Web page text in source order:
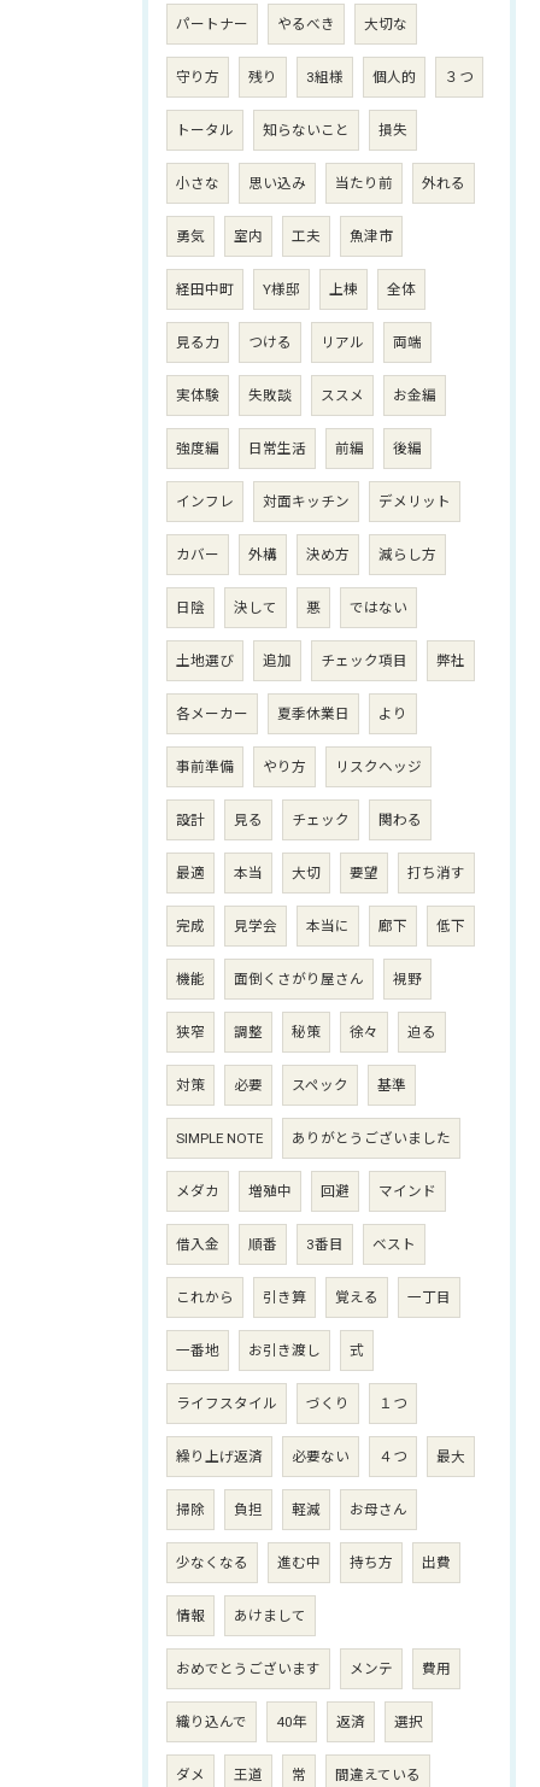
パートナー やるべき 大切な
守り方 残り 3組様 個人的 ３つ
トータル 知らないこと 損失
小さな 思い込み 当たり前 外れる
勇気 室内 工夫 魚津市
経田中町 Y様邸 上棟 全体
見る力 つける リアル 両端
実体験 失敗談 ススメ お金編
強度編 日常生活 前編 後編
インフレ 対面キッチン デメリット
カバー 外構 決め方 減らし方
日陰 決して 悪 ではない
土地選び 追加 チェック項目 弊社
各メーカー 夏季休業日 より
事前準備 やり方 リスクヘッジ
設計 見る チェック 関わる
最適 本当 大切 要望 打ち消す
完成 見学会 本当に 廊下 低下
機能 面倒くさがり屋さん 視野
狭窄 調整 秘策 徐々 迫る
対策 必要 スペック 基準
SIMPLE NOTE ありがとうございました
メダカ 増殖中 回避 マインド
借入金 順番 3番目 ベスト
これから 引き算 覚える 一丁目
一番地 お引き渡し 式
ライフスタイル づくり １つ
繰り上げ返済 必要ない ４つ 最大
掃除 負担 軽減 お母さん
少なくなる 進む中 持ち方 出費
情報 あけまして
おめでとうございます メンテ 費用
織り込んで 40年 返済 選択
ダメ 王道 常 間違えている